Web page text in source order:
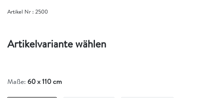
Artikel Nr :2500
Artikelvariante wählen
Maße: 60 x 110 cm